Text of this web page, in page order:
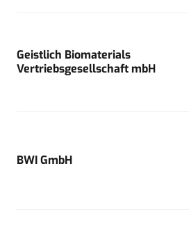
Geistlich Biomaterials
Vertriebsgesellschaft mbH
BWI GmbH